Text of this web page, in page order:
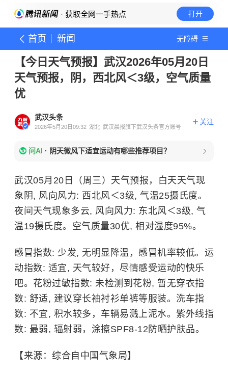
· 获取全网一手热点 打开
首页 新闻 无障碍
【今日天气预报】武汉2026年05月20日
天气预报，阴，西北风＜3级，空气质量
优
武汉头条
2026年5月20日09:32 湖北 武汉晨报旗下武汉头条官方账号
关注
问AI · 阴天微风下适宜运动有哪些推荐项目？
武汉05月20日（周三）天气预报，白天天气现
象阴, 风向风力: 西北风＜3级, 气温25摄氏度。
夜间天气现象多云, 风向风力: 东北风＜3级, 气
温19摄氏度。空气质量30优, 相对湿度95%。
感冒指数: 少发, 无明显降温，感冒机率较低。运
动指数: 适宜, 天气较好，尽情感受运动的快乐
吧。花粉过敏指数: 未检测到花粉, 暂无穿衣指
数: 舒适, 建议穿长袖衬衫单裤等服装。洗车指
数: 不宜, 积水较多，车辆易溅上泥水。紫外线指
数: 最弱, 辐射弱，涂擦SPF8-12防晒护肤品。
【来源：综合自中国气象局】